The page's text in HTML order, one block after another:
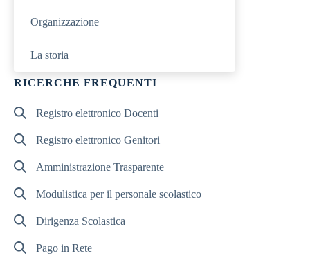
Organizzazione
La storia
RICERCHE FREQUENTI
Registro elettronico Docenti
Registro elettronico Genitori
Amministrazione Trasparente
Modulistica per il personale scolastico
Dirigenza Scolastica
Pago in Rete